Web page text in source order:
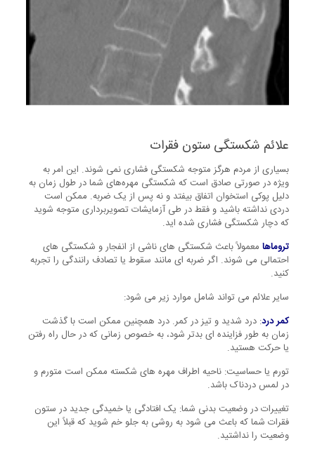
علائم شکستگی ستون فقرات
بسیاری از مردم هرگز متوجه شکستگی فشاری نمی شوند. این امر به
ویژه در صورتی صادق است که شکستگی مهره‌های شما در طول زمان به
دلیل پوکی استخوان اتفاق بیفتد و نه پس از یک ضربه. ممکن است
دردی نداشته باشید و فقط در طی آزمایشات تصویربرداری متوجه شوید
که دچار شکستگی فشاری شده اید.
تروماهامعمولاً باعث شکستگی های ناشی از انفجار و شکستگی های
احتمالی می شوند. اگر ضربه ای مانند سقوط یا تصادف رانندگی را تجربه
کنید.
سایر علائم می تواند شامل موارد زیر می شود:
کمر درد: درد شدید و تیز در کمر. درد همچنین ممکن است با گذشت
زمان به طور فزاینده ای بدتر شود، به خصوص زمانی که در حال راه رفتن
یا حرکت هستید.
تورم یا حساسیت: ناحیه اطراف مهره های شکسته ممکن است متورم و
در لمس دردناک باشد.
تغییرات در وضعیت بدنی شما: یک افتادگی یا خمیدگی جدید در ستون
فقرات شما که باعث می شود به روشی به جلو خم شوید که قبلاً این
وضعیت را نداشتید.